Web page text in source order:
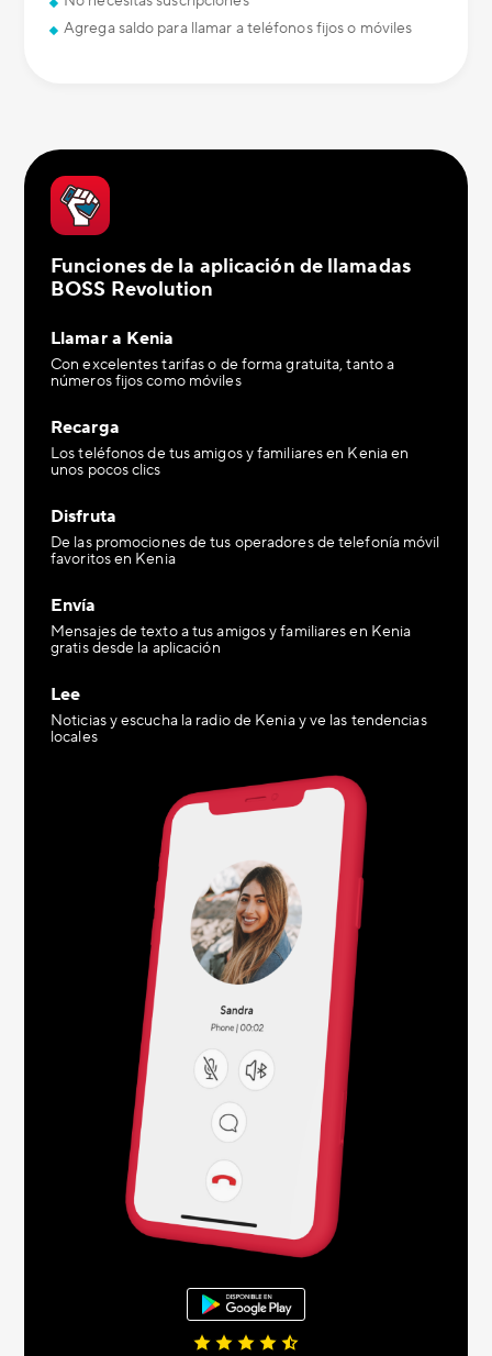
Agrega saldo para llamar a teléfonos fijos o móviles
Funciones de la aplicación de llamadas
BOSS Revolution
Llamar a Kenia
Con excelentes tarifas o de forma gratuita, tanto a
números fijos como móviles
Recarga
Los teléfonos de tus amigos y familiares en Kenia en
unos pocos clics
Disfruta
De las promociones de tus operadores de telefonía móvil
favoritos en Kenia
Envía
Mensajes de texto a tus amigos y familiares en Kenia
gratis desde la aplicación
Lee
Noticias y escucha la radio de Kenia y ve las tendencias
locales